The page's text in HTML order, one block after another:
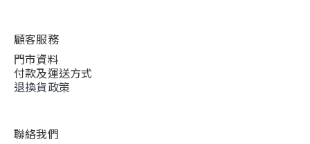
顧客服務
門市資料
付款及運送方式
退換貨政策
聯絡我們